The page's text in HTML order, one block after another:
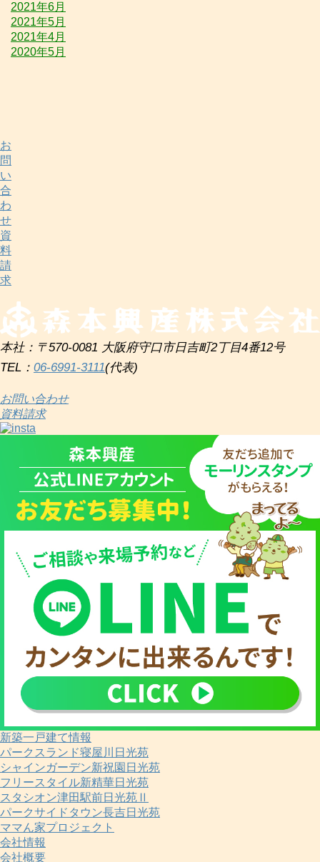
2021年6月
2021年5月
2021年4月
2020年5月
お
問
い
合
わ
せ
資
料
請
求
本社：〒570-0081 大阪府守口市日吉町2丁目4番12号
TEL： 06-6991-3111(代表)
お問い合わせ
資料請求
新築一戸建て情報
パークスランド寝屋川日光苑
シャインガーデン新祝園日光苑
フリースタイル新精華日光苑
スタシオン津田駅前日光苑Ⅱ
パークサイドタウン長吉日光苑
ママん家プロジェクト
会社情報
会社概要